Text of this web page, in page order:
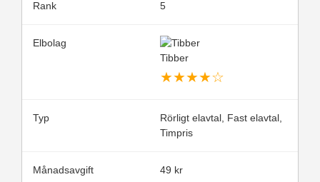
5
Tibber
★★★★☆
Rörligt elavtal, Fast elavtal,
Timpris
49 kr